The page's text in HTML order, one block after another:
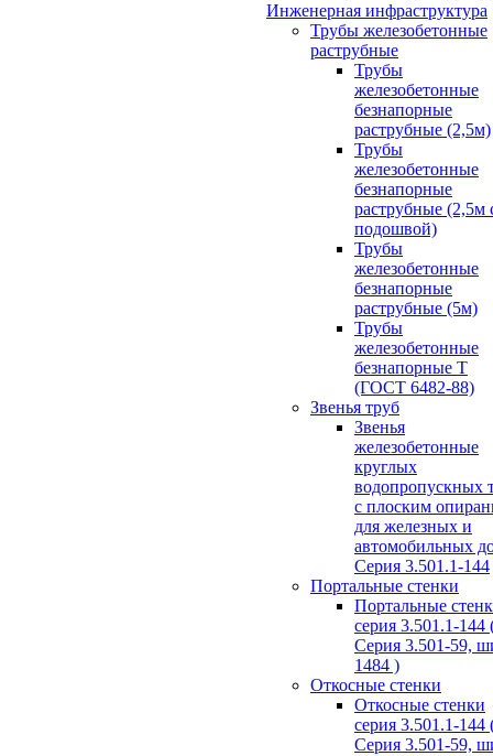
Инженерная инфраструктура
Трубы железобетонные
раструбные
Трубы
железобетонные
безнапорные
раструбные (2,5м)
Трубы
железобетонные
безнапорные
раструбные (2,5м
подошвой)
Трубы
железобетонные
безнапорные
раструбные (5м)
Трубы
железобетонные
безнапорные Т
(ГОСТ 6482-88)
Звенья труб
Звенья
железобетонные
круглых
водопропускных
с плоским
для железных и
автомобильных
Серия 3.501.1-144
Портальные стенки
Портальные
серия 3.501.1-144
Серия 3.501-59,
1484 )
Откосные стенки
Откосные стенки
серия 3.501.1-144
Серия 3.501-59,